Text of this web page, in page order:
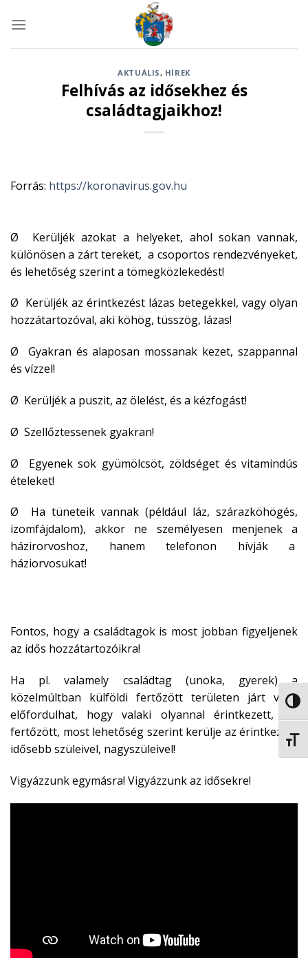
AKTUÁLIS, HÍREK
Felhívás az idősekhez és
családtagjaikhoz!
Forrás: https://koronavirus.gov.hu
Ø Kerüljék azokat a helyeket, ahol sokan vannak,
különösen a zárt tereket, a csoportos rendezvényeket,
és lehetőség szerint a tömegközlekedést!
Ø Kerüljék az érintkezést lázas betegekkel, vagy olyan
hozzátartozóval, aki köhög, tüsszög, lázas!
Ø Gyakran és alaposan mossanak kezet, szappannal
és vízzel!
Ø Kerüljék a puszit, az ölelést, és a kézfogást!
Ø Szellőztessenek gyakran!
Ø Egyenek sok gyümölcsöt, zöldséget és vitamindús
ételeket!
Ø Ha tüneteik vannak (például láz, szárazköhögés,
izomfájdalom), akkor ne személyesen menjenek a
házirorvoshoz, hanem telefonon hívják a
háziorvosukat!
Fontos, hogy a családtagok is most jobban figyeljenek
az idős hozzátartozóikra!
Ha pl. valamely családtag (unoka, gyerek) a
közelmúltban külföldi fertőzött területen járt vagy
előfordulhat, hogy valaki olyannal érintkezett, aki
fertőzött, most lehetőség szerint kerülje az érintkezést
idősebb szüleivel, nagyszüleivel!
Vigyázzunk egymásra! Vigyázzunk az idősekre!